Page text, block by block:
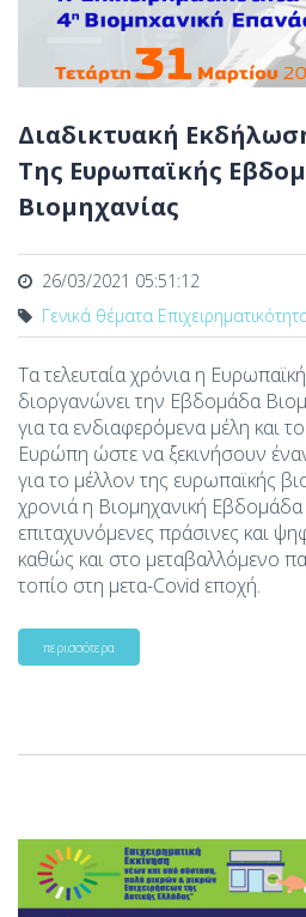
Διαδικτυακή
Της Ευρωπαϊκής
Βιομηχανίας
26/03/2021 05:51:12
Γενικά θέματα
Τα τελευταία χρόνια η
διοργανώνει την Εβδομάδα
για τα ενδιαφερόμενα μέλη και
Ευρώπη ώστε να ξεκινήσουν
για το μέλλον της ευρωπαϊκής
χρονιά η Βιομηχανική Εβδομάδα
επιταχυνόμενες πράσινες και
καθώς και στο μεταβαλλόμενο
τοπίο στη μετα-Covid εποχή.
περισσότερα